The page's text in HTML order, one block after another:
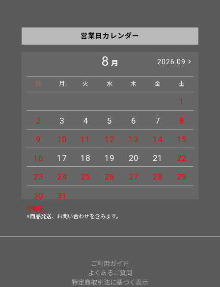
営業日カレンダー
8 月 2026.09
日 月 火 水 木 金 土
1
2
3 4 5 6 7
8
9
10 11 12 13 14
15
16
17 18 19 20 21
22
23
24 25 26 27 28
29
30
31
休業日
※商品発送、お問い合わせを含みます。
ご利用ガイド
よくあるご質問
特定商取引法に基づく表示